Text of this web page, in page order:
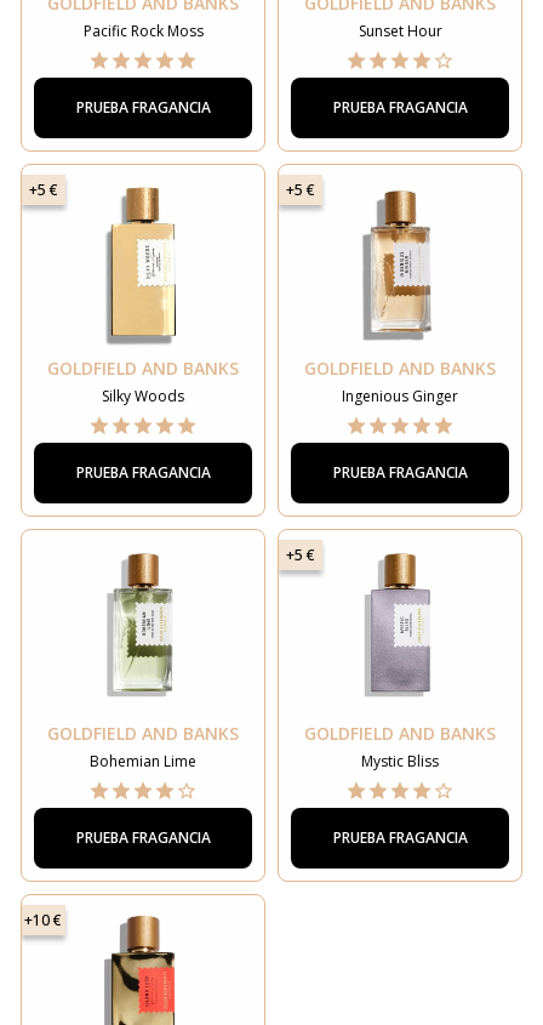
Pacific Rock Moss
PRUEBA FRAGANCIA
Sunset Hour
PRUEBA FRAGANCIA
+5 €
GOLDFIELD AND BANKS
Silky Woods
PRUEBA FRAGANCIA
+5 €
GOLDFIELD AND BANKS
Ingenious Ginger
PRUEBA FRAGANCIA
GOLDFIELD AND BANKS
Bohemian Lime
PRUEBA FRAGANCIA
+5 €
GOLDFIELD AND BANKS
Mystic Bliss
PRUEBA FRAGANCIA
+10 €
Para reclamar ese descuento, comparte qué
perfume estás buscando.
Más bien femenina
Más bien masculino
No, gracias, quiero pagar el precio completo